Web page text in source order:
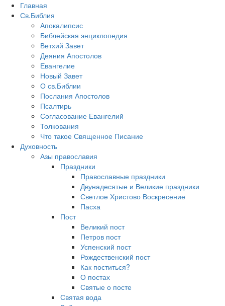
Главная
Св.Библия
Апокалипсис
Библейская энциклопедия
Ветхий Завет
Деяния Апостолов
Евангелие
Новый Завет
О св.Библии
Послания Апостолов
Псалтирь
Согласование Евангелий
Толкования
Что такое Священное Писание
Духовность
Азы православия
Праздники
Православные праздники
Двунадесятые и Великие праздники
Светлое Христово Воскресение
Пасха
Пост
Великий пост
Петров пост
Успенский пост
Рождественский пост
Как поститься?
О постах
Святые о посте
Святая вода